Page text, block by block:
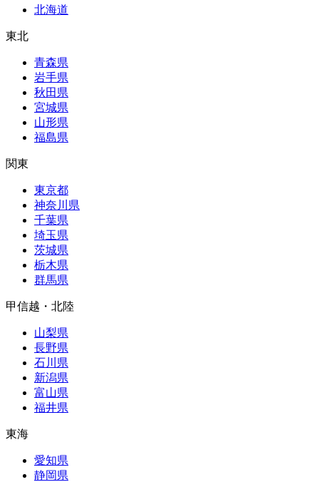
北海道
東北
青森県
岩手県
秋田県
宮城県
山形県
福島県
関東
東京都
神奈川県
千葉県
埼玉県
茨城県
栃木県
群馬県
甲信越・北陸
山梨県
長野県
石川県
新潟県
富山県
福井県
東海
愛知県
静岡県